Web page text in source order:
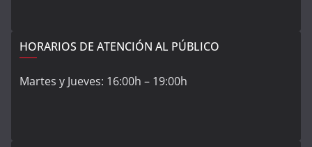
HORARIOS DE ATENCIÓN AL PÚBLICO
Martes y Jueves: 16:00h – 19:00h